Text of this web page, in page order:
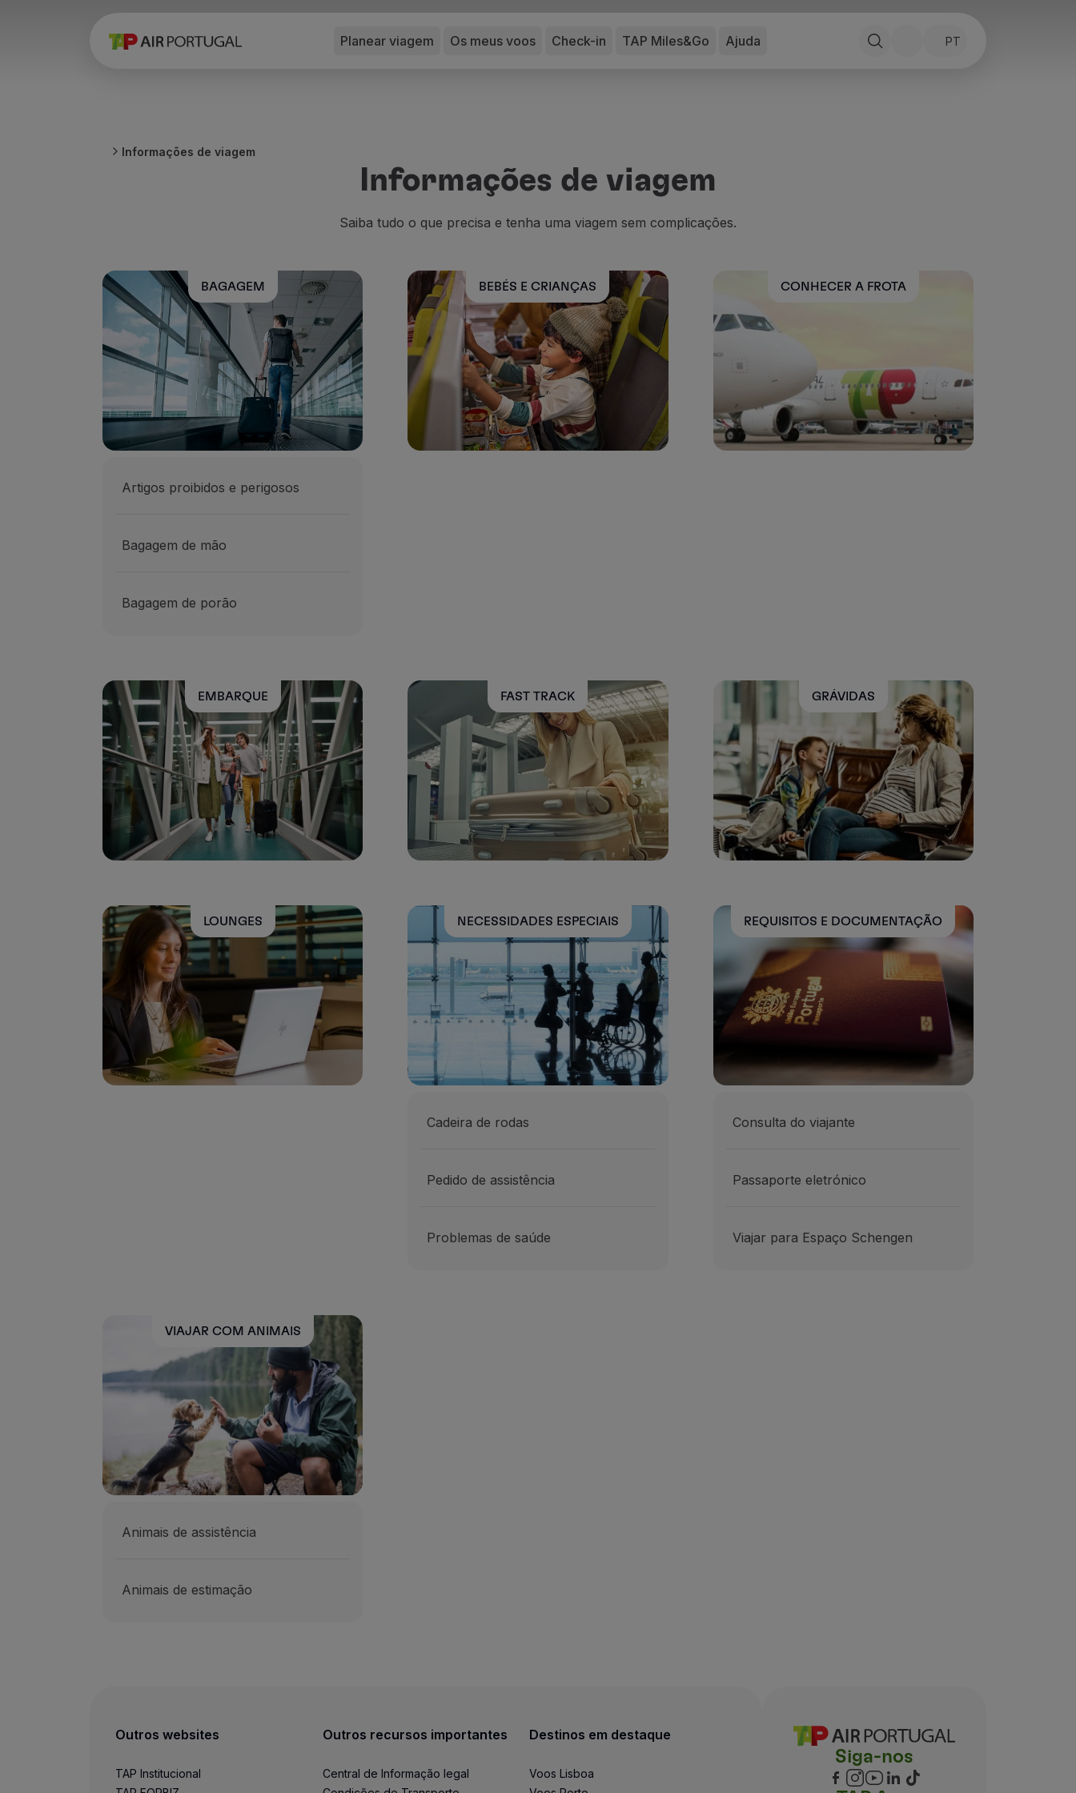
Reservar
Ponte Aérea
Grávidas
Requisitos e documentação
A bordo
Voar em Business
Voar em Economy Prime
Voar em Economy
Refeições a bordo
Entretenimento
Wi-Fi
Gerir reserva
Extras e Upgrades
Extras
Alojamento
Programa TAP Miles&Go
Conhecer o Programa
Acumular milhas
Utilizar milhas
Parceiros
Club TAP Miles&Go
Promoções e Ofertas
Central de ajuda
Perguntas frequentes
Pedidos e reclamações
Reembolsos
Fatura online
Bagagem perdida / danificada
Voo atrasado / cancelado
Planear viagem Os meus voos Check-in TAP Miles&Go Ajuda PT
Informações de viagem
Informações de viagem
Saiba tudo o que precisa e tenha uma viagem sem complicações.
BAGAGEM
Artigos proibidos e perigosos
Bagagem de mão
Bagagem de porão
BEBÉS E CRIANÇAS CONHECER A FROTA
EMBARQUE FAST TRACK GRÁVIDAS
LOUNGES NECESSIDADES ESPECIAIS
Cadeira de rodas
Pedido de assistência
Problemas de saúde
REQUISITOS E DOCUMENTAÇÃO
Consulta do viajante
Passaporte eletrónico
Viajar para Espaço Schengen
VIAJAR COM ANIMAIS
Animais de assistência
Animais de estimação
Outros websites
TAP Institucional
Outros recursos importantes
Central de Informação legal
Destinos em destaque
Voos Lisboa
Siga-nos